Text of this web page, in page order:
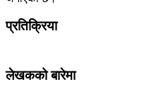
प्रतिक्रिया
लेखकको बारेमा